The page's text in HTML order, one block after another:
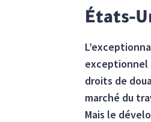
États-
exceptionnel
droits de
marché du
Mais le